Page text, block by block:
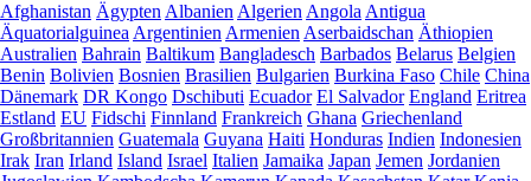
Afghanistan Ägypten Albanien Algerien Angola Antigua
Äquatorialguinea Argentinien Armenien Aserbaidschan Äthiopien
Australien Bahrain Baltikum Bangladesch Barbados Belarus Belgien
Benin Bolivien Bosnien Brasilien Bulgarien Burkina Faso Chile China
Dänemark DR Kongo Dschibuti Ecuador El Salvador England Eritrea
Estland EU Fidschi Finnland Frankreich Ghana Griechenland
Großbritannien Guatemala Guyana Haiti Honduras Indien Indonesien
Irak Iran Irland Island Israel Italien Jamaika Japan Jemen Jordanien